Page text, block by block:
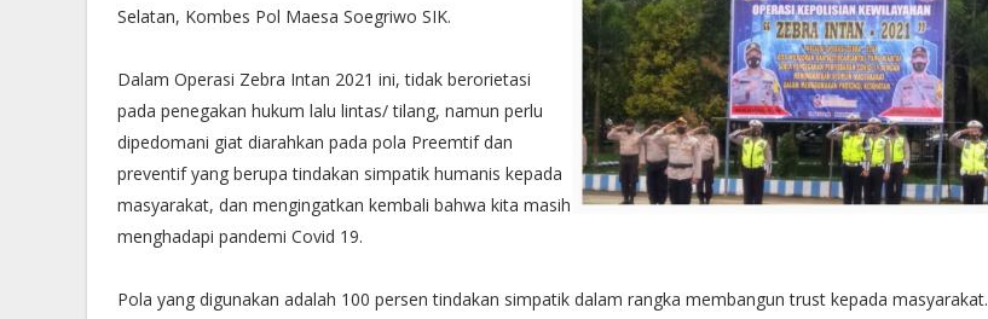
Selatan, Kombes Pol Maesa Soegriwo SIK.
Dalam Operasi Zebra Intan 2021 ini, tidak berorietasi
pada penegakan hukum lalu lintas/ tilang, namun perlu
dipedomani giat diarahkan pada pola Preemtif dan
preventif yang berupa tindakan simpatik humanis kepada
masyarakat, dan mengingatkan kembali bahwa kita masih
menghadapi pandemi Covid 19.
Pola yang digunakan adalah 100 persen tindakan simpatik dalam rangka membangun trust kepada masyarakat.